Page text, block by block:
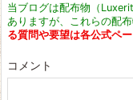
当ブログは配布物（
ありますが、これらの配
る質問や要望は各公式ペー
コメント